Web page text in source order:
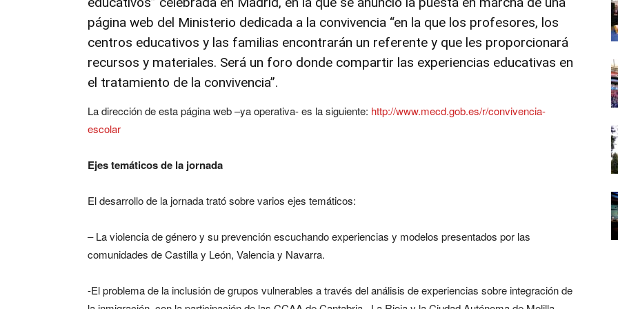
página web del Ministerio dedicada a la convivencia “en la que los profesores, los
centros educativos y las familias encontrarán un referente y que les proporcionará
recursos y materiales. Será un foro donde compartir las experiencias educativas en
el tratamiento de la convivencia”.
La dirección de esta página web –ya operativa- es la siguiente: http://www.mecd.gob.es/r/convivencia-
escolar
Ejes temáticos de la jornada
El desarrollo de la jornada trató sobre varios ejes temáticos:
– La violencia de género y su prevención escuchando experiencias y modelos presentados por las
comunidades de Castilla y León, Valencia y Navarra.
-El problema de la inclusión de grupos vulnerables a través del análisis de experiencias sobre integración de